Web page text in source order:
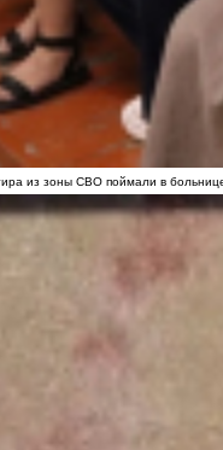
из зоны СВО поймали в